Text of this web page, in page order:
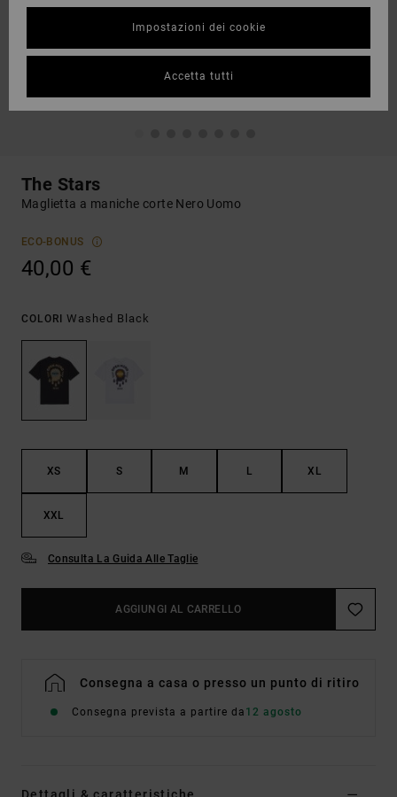
The Stars
Maglietta a maniche corte Nero Uomo
ECO-BONUS
40,00 €
COLORI Washed Black
XS S M L XL
XXL
Consulta La Guida Alle Taglie
AGGIUNGI AL CARRELLO
Consegna a casa o presso un punto di ritiro
Consegna prevista a partire da 12 agosto
Impostazioni dei cookie
Accetta tutti